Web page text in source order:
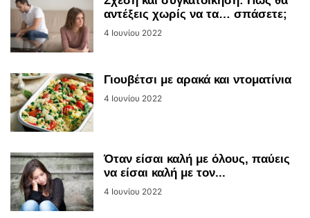
αντέξεις χωρίς να τα… σπάσετε;
4 Ιουνίου 2022
Γιουβέτσι με αρακά και ντοματίνια
4 Ιουνίου 2022
Όταν είσαι καλή με όλους, παύεις
να είσαι καλή με τον...
4 Ιουνίου 2022